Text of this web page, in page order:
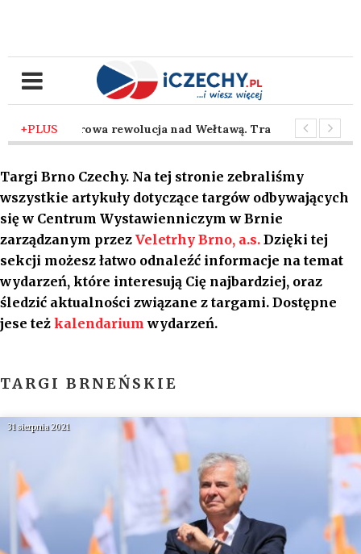
+PLUS
- Cyfrowa rewolucja nad Wełtawą. Traficon wprowadza
Targi Brno Czechy. Na tej stronie zebraliśmy
wszystkie artykuły dotyczące targów odbywających
się w Centrum Wystawienniczym w Brnie
zarządzanym przez Veletrhy Brno, a.s. Dzięki tej
sekcji możesz łatwo odnaleźć informacje na temat
wydarzeń, które interesują Cię najbardziej, oraz
śledzić aktualności związane z targami. Dostępne
jese też kalendarium wydarzeń.
TARGI BRNEŃSKIE
31 sierpnia 2021